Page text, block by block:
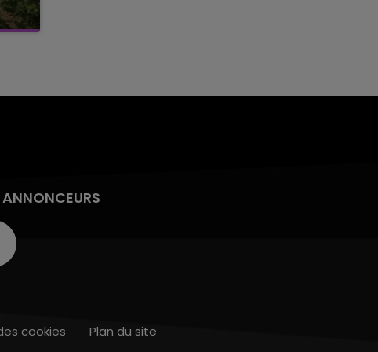
ANNONCEURS
cookies Plan du site